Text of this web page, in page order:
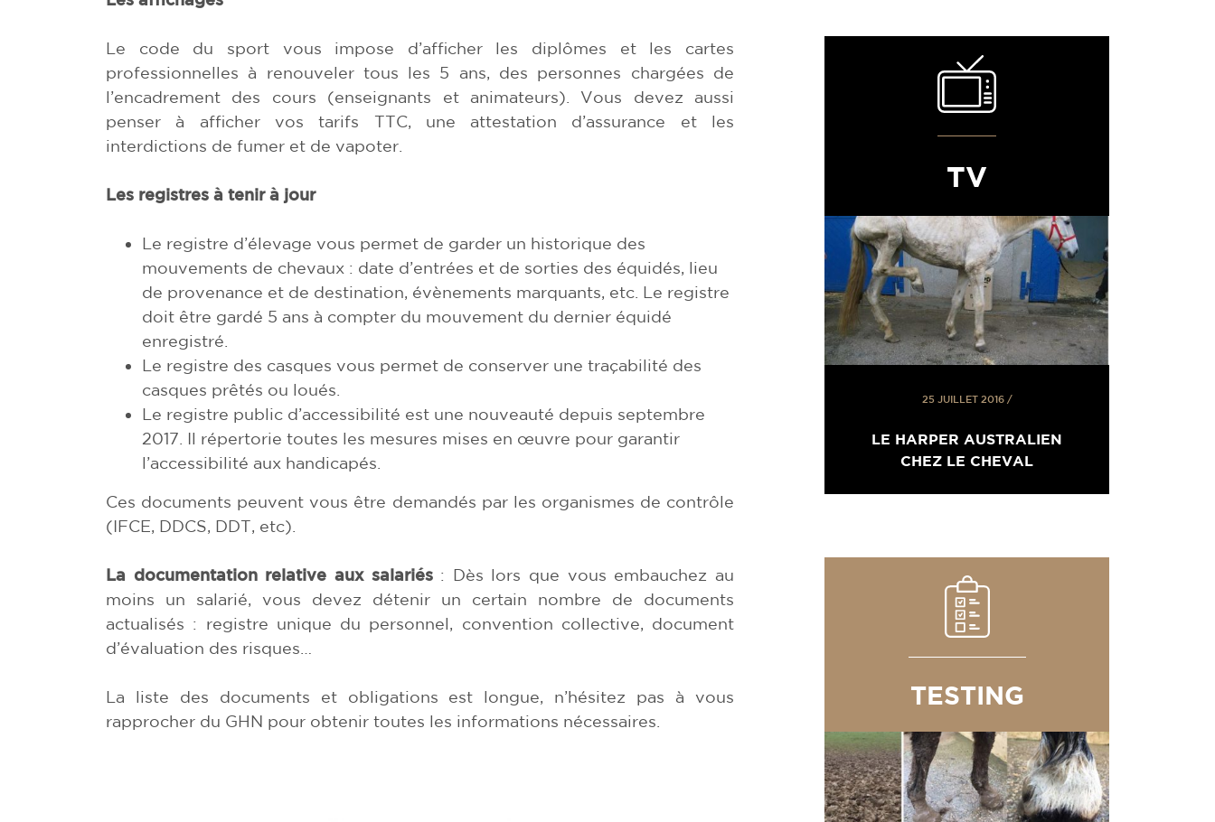
Le code du sport vous impose d’afficher les diplômes et les cartes
professionnelles à renouveler tous les 5 ans, des personnes chargées de
l’encadrement des cours (enseignants et animateurs). Vous devez aussi
penser à afficher vos tarifs TTC, une attestation d’assurance et les
interdictions de fumer et de vapoter.
Les registres à tenir à jour
Le registre d’élevage vous permet de garder un historique des
mouvements de chevaux : date d’entrées et de sorties des équidés, lieu
de provenance et de destination, évènements marquants, etc. Le registre
doit être gardé 5 ans à compter du mouvement du dernier équidé
enregistré.
Le registre des casques vous permet de conserver une traçabilité des
casques prêtés ou loués.
Le registre public d’accessibilité est une nouveauté depuis septembre
2017. Il répertorie toutes les mesures mises en œuvre pour garantir
l’accessibilité aux handicapés.
Ces documents peuvent vous être demandés par les organismes de contrôle
(IFCE, DDCS, DDT, etc).
La documentation relative aux salariés : Dès lors que vous embauchez au
moins un salarié, vous devez détenir un certain nombre de documents
actualisés : registre unique du personnel, convention collective, document
d’évaluation des risques…
La liste des documents et obligations est longue, n’hésitez pas à vous
rapprocher du GHN pour obtenir toutes les informations nécessaires.
TV
25 JUILLET 2016/
LE HARPER AUSTRALIEN
CHEZ LE CHEVAL
TESTING